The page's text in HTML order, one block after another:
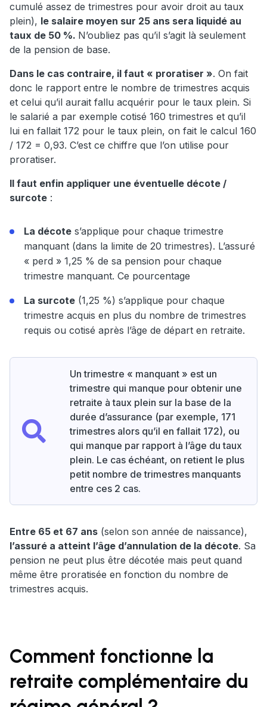
cumulé assez de trimestres pour avoir droit au taux
plein), le salaire moyen sur 25 ans sera liquidé au
taux de 50 %. N’oubliez pas qu’il s’agit là seulement
de la pension de base.
Dans le cas contraire, il faut « proratiser ». On fait
donc le rapport entre le nombre de trimestres acquis
et celui qu’il aurait fallu acquérir pour le taux plein. Si
le salarié a par exemple cotisé 160 trimestres et qu’il
lui en fallait 172 pour le taux plein, on fait le calcul 160
/ 172 = 0,93. C’est ce chiffre que l’on utilise pour
proratiser.
Il faut enfin appliquer une éventuelle décote /
surcote :
La décote s’applique pour chaque trimestre
manquant (dans la limite de 20 trimestres). L’assuré
« perd » 1,25 % de sa pension pour chaque
trimestre manquant. Ce pourcentage
La surcote (1,25 %) s’applique pour chaque
trimestre acquis en plus du nombre de trimestres
requis ou cotisé après l’âge de départ en retraite.
Un trimestre « manquant » est un
trimestre qui manque pour obtenir une
retraite à taux plein sur la base de la
durée d’assurance (par exemple, 171
trimestres alors qu’il en fallait 172), ou
qui manque par rapport à l’âge du taux
plein. Le cas échéant, on retient le plus
petit nombre de trimestres manquants
entre ces 2 cas.
Entre 65 et 67 ans (selon son année de naissance),
l’assuré a atteint l’âge d’annulation de la décote. Sa
pension ne peut plus être décotée mais peut quand
même être proratisée en fonction du nombre de
trimestres acquis.
Comment fonctionne la
retraite complémentaire du